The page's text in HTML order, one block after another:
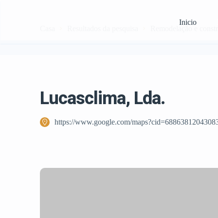
Inicio
Remodelação e
Lucasclima, Lda.
https://www.google.com/